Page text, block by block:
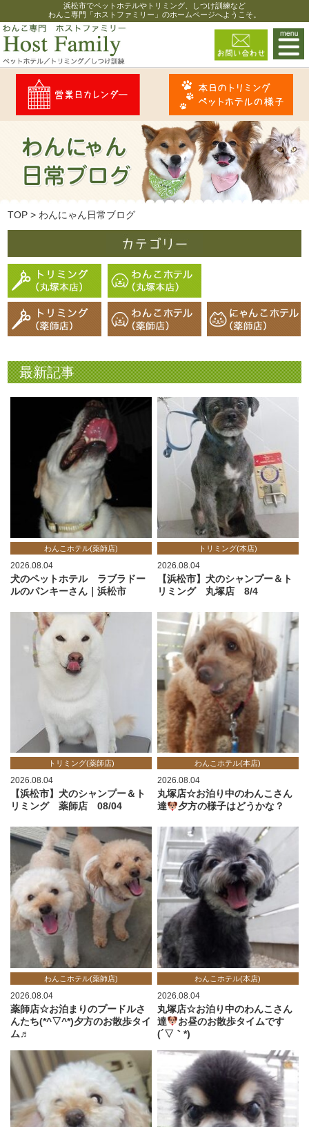
浜松市でペットホテルやトリミング、しつけ訓練など
わんこ専門「ホストファミリー」のホームページへようこそ。
TOP > わんにゃん日常ブログ
最新記事
わんこホテル(薬師店)
2026.08.04
犬のペットホテル ラブラドー
ルのパンキーさん｜浜松市
トリミング(本店)
2026.08.04
【浜松市】犬のシャンプー＆ト
リミング 丸塚店 8/4
トリミング(薬師店)
2026.08.04
【浜松市】犬のシャンプー＆ト
リミング 薬師店 08/04
わんこホテル(本店)
2026.08.04
丸塚店☆お泊り中のわんこさん
達
夕方の様子はどうかな？
わんこホテル(薬師店)
2026.08.04
薬師店☆お泊まりのプードルさ
んたち(*^▽^*)夕方のお散歩タイ
ム♬
わんこホテル(本店)
2026.08.04
丸塚店☆お泊り中のわんこさん
達
お昼のお散歩タイムです
(´▽｀*)